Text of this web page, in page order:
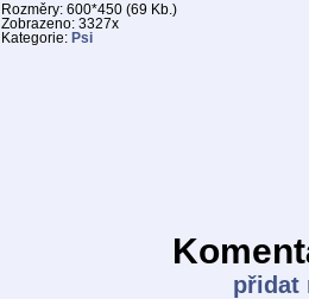
Rozměry: 600*450 (69 Kb.)
Zobrazeno: 3327x
Kategorie: Psi
přidat